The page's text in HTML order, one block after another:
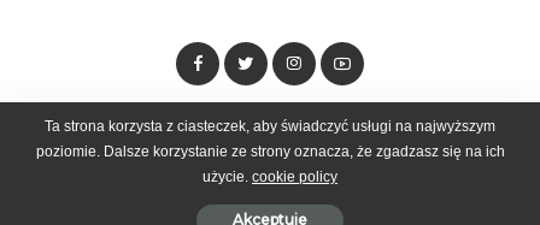
Dołącz do zespołu Kontakt Reklama
© 2025 Czasostrefa by Goobrand
Ta strona korzysta z ciasteczek, aby świadczyć usługi na najwyższym
poziomie. Dalsze korzystanie ze strony oznacza, że zgadzasz się na ich
użycie. cookie policy
Akceptuje